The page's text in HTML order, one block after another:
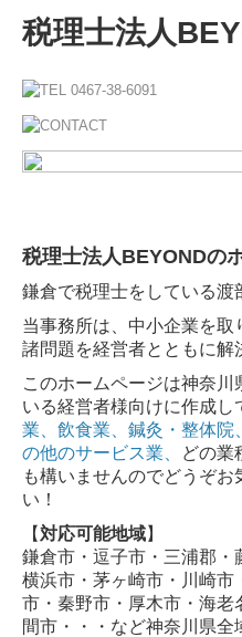
ホーム
お問合せ
税理士法人
税理士法人BEYONDの
鎌倉で税理士をしている渡
当事務所は、中小企業を
諸問題を経営者とともに解
このホームページは神奈
いる経営者様向けに作成し
業、飲食業、鍼灸・整体院
の他のサービス業、
どの業
も構いませんのでどうぞ
い！
【対応可能地域】
鎌倉市・逗子市・三浦郡・
横浜市・茅ヶ崎市・川崎
市・秦野市・厚木市・海老
間市・・・など神奈川県全